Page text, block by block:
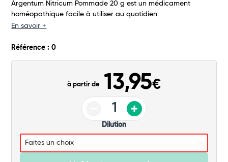
Total
Argentum Nitricum Pommade 20 g est un médicament
homéopathique facile à utiliser au quotidien.
En savoir +
Référence : 0
à partir de 13,95€
Dilution